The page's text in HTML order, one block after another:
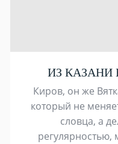
ИЗ КАЗАНИ
Киров, он же
который не
словца, а
регулярностью,